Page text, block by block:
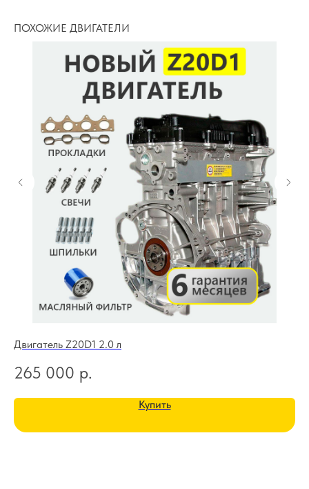
ПОХОЖИЕ ДВИГАТЕЛИ
Двигатель Z20D1 2.0 л
265 000 р.
Купить